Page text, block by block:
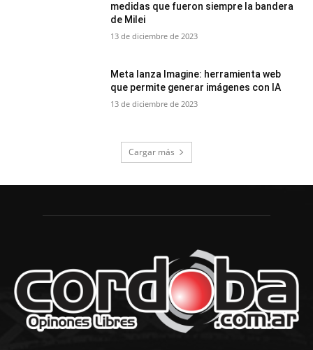
medidas que fueron siempre la bandera
de Milei
13 de diciembre de 2023
Meta lanza Imagine: herramienta web
que permite generar imágenes con IA
13 de diciembre de 2023
Cargar más